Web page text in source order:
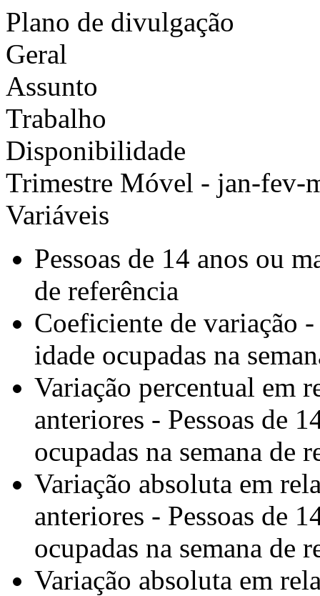
Plano de divulgação
Geral
Assunto
Trabalho
Disponibilidade
Trimestre Móvel - jan-fev-
Variáveis
Pessoas de 14 anos ou
de referência
Coeficiente de variação -
idade ocupadas na
Variação percentual em
anteriores - Pessoas de
ocupadas na semana de
Variação absoluta em
anteriores - Pessoas de
ocupadas na semana de
Variação absoluta em